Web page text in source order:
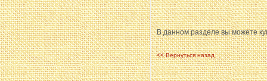
В данном разделе вы можете
<< Вернуться назад